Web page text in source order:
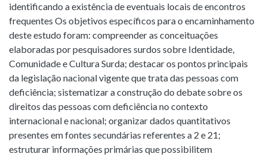
identificando a existência de eventuais locais de encontros
frequentes Os objetivos específicos para o encaminhamento
deste estudo foram: compreender as conceituações
elaboradas por pesquisadores surdos sobre Identidade,
Comunidade e Cultura Surda; destacar os pontos principais
da legislação nacional vigente que trata das pessoas com
deficiência; sistematizar a construção do debate sobre os
direitos das pessoas com deficiência no contexto
internacional e nacional; organizar dados quantitativos
presentes em fontes secundárias referentes a 2 e 21;
estruturar informações primárias que possibilitem